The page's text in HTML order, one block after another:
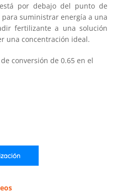
por debajo del punto de
suministrar energía a una
fertilizante a una solución
una concentración ideal.
conversión de 0.65 en el